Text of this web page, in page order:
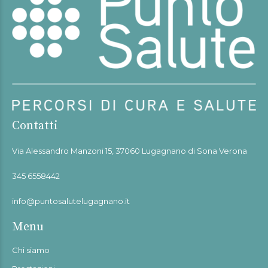
Contatti
Via Alessandro Manzoni 15, 37060 Lugagnano di Sona Verona
345 6558442
info@puntosalutelugagnano.it
Menu
Chi siamo